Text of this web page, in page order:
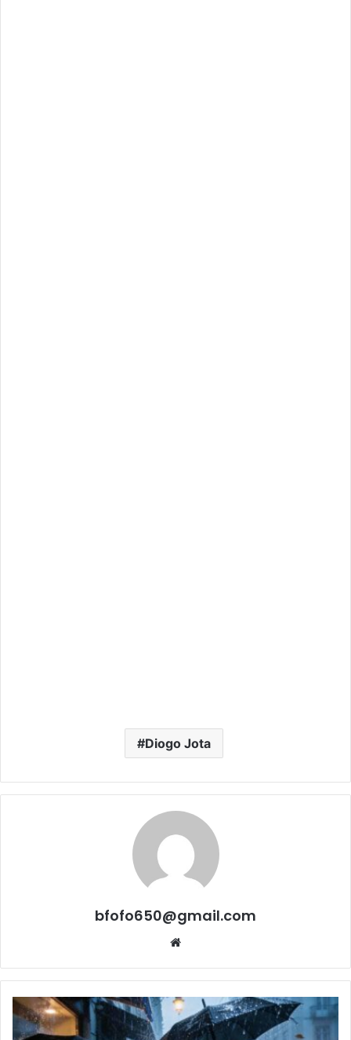
Diogo Jota
bfofo650@gmail.com
Website